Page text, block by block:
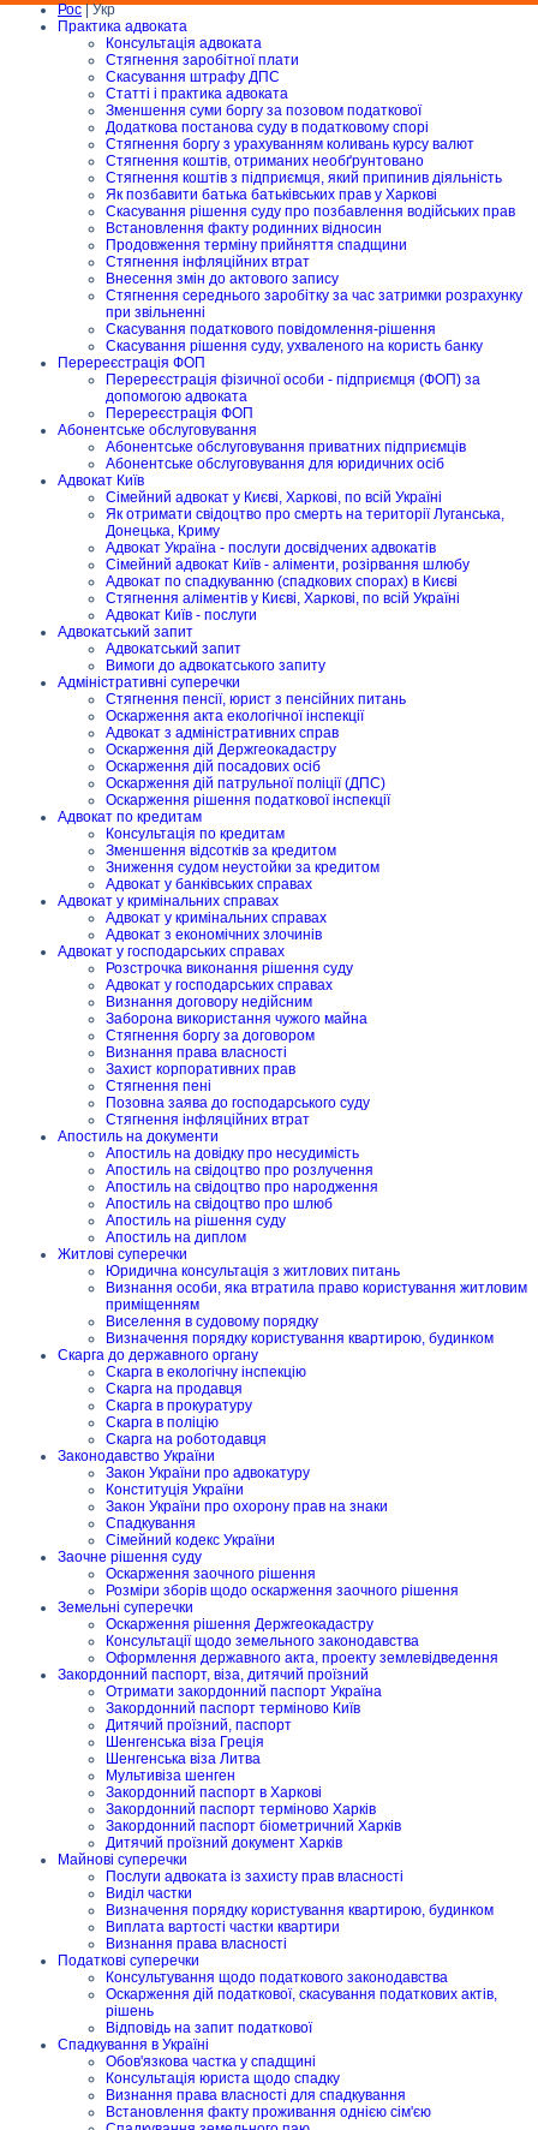
Рос| Укр
Практика адвоката
Консультація адвоката
Стягнення заробітної плати
Скасування штрафу ДПС
Статті і практика адвоката
Зменшення суми боргу за позовом податкової
Додаткова постанова суду в податковому спорі
Стягнення боргу з урахуванням коливань курсу валют
Стягнення коштів, отриманих необґрунтовано
Стягнення коштів з підприємця, який припинив діяльність
Як позбавити батька батьківських прав у Харкові
Скасування рішення суду про позбавлення водійських прав
Встановлення факту родинних відносин
Продовження терміну прийняття спадщини
Стягнення інфляційних втрат
Внесення змін до актового запису
Стягнення середнього заробітку за час затримки розрахунку
при звільненні
Скасування податкового повідомлення-рішення
Скасування рішення суду, ухваленого на користь банку
Перереєстрація ФОП
Перереєстрація фізичної особи - підприємця (ФОП) за
допомогою адвоката
Перереєстрація ФОП
Абонентське обслуговування
Абонентське обслуговування приватних підприємців
Абонентське обслуговування для юридичних осіб
Адвокат Київ
Сімейний адвокат у Києві, Харкові, по всій Україні
Як отримати свідоцтво про смерть на території Луганська,
Донецька, Криму
Адвокат Україна - послуги досвідчених адвокатів
Сімейний адвокат Київ - аліменти, розірвання шлюбу
Адвокат по спадкуванню (спадкових спорах) в Києві
Стягнення аліментів у Києві, Харкові, по всій Україні
Адвокат Київ - послуги
Адвокатський запит
Адвокатський запит
Вимоги до адвокатського запиту
Адміністративні суперечки
Стягнення пенсії, юрист з пенсійних питань
Оскарження акта екологічної інспекції
Адвокат з адміністративних справ
Оскарження дій Держгеокадастру
Оскарження дій посадових осіб
Оскарження дій патрульної поліції (ДПС)
Оскарження рішення податкової інспекції
Адвокат по кредитам
Консультація по кредитам
Зменшення відсотків за кредитом
Зниження судом неустойки за кредитом
Адвокат у банківських справах
Адвокат у кримінальних справах
Адвокат у кримінальних справах
Адвокат з економічних злочинів
Адвокат у господарських справах
Розстрочка виконання рішення суду
Адвокат у господарських справах
Визнання договору недійсним
Заборона використання чужого майна
Стягнення боргу за договором
Визнання права власності
Захист корпоративних прав
Стягнення пені
Позовна заява до господарського суду
Стягнення інфляційних втрат
Апостиль на документи
Апостиль на довідку про несудимість
Апостиль на свідоцтво про розлучення
Апостиль на свідоцтво про народження
Апостиль на свідоцтво про шлюб
Апостиль на рішення суду
Апостиль на диплом
Житлові суперечки
Юридична консультація з житлових питань
Визнання особи, яка втратила право користування житловим
приміщенням
Виселення в судовому порядку
Визначення порядку користування квартирою, будинком
Скарга до державного органу
Скарга в екологічну інспекцію
Скарга на продавця
Скарга в прокуратуру
Скарга в поліцію
Скарга на роботодавця
Законодавство України
Закон України про адвокатуру
Конституція України
Закон України про охорону прав на знаки
Спадкування
Сімейний кодекс України
Заочне рішення суду
Оскарження заочного рішення
Розміри зборів щодо оскарження заочного рішення
Земельні суперечки
Оскарження рішення Держгеокадастру
Консультації щодо земельного законодавства
Оформлення державного акта, проекту землевідведення
Закордонний паспорт, віза, дитячий проїзний
Отримати закордонний паспорт Україна
Закордонний паспорт терміново Київ
Дитячий проїзний, паспорт
Шенгенська віза Греція
Шенгенська віза Литва
Мультивіза шенген
Закордонний паспорт в Харкові
Закордонний паспорт терміново Харків
Закордонний паспорт біометричний Харків
Дитячий проїзний документ Харків
Майнові суперечки
Послуги адвоката із захисту прав власності
Виділ частки
Визначення порядку користування квартирою, будинком
Виплата вартості частки квартири
Визнання права власності
Податкові суперечки
Консультування щодо податкового законодавства
Оскарження дій податкової, скасування податкових актів,
рішень
Відповідь на запит податкової
Спадкування в Україні
Обов'язкова частка у спадщині
Консультація юриста щодо спадку
Визнання права власності для спадкування
Встановлення факту проживання однією сім'єю